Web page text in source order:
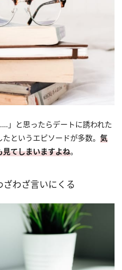
」と思ったらデートに誘われた
というエピソードが多数。 気
見てしまいますよね。
わざ言いにくる